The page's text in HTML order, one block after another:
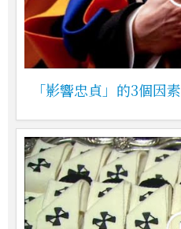
「影響忠貞」的3個因素